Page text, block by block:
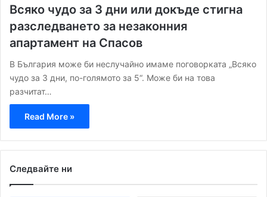
Всяко чудо за 3 дни или докъде стигна
разследването за незаконния
апартамент на Спасов
В България може би неслучайно имаме поговорката „Всяко
чудо за 3 дни, по-голямото за 5“. Може би на това
разчитат…
Read More »
Следвайте ни